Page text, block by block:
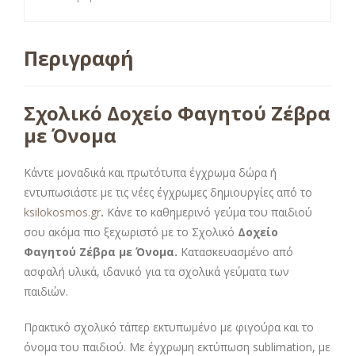
Περιγραφή
Σχολικό Δοχείο Φαγητού Ζέβρα
με Όνομα
Κάντε μοναδικά και πρωτότυπα έγχρωμα δώρα ή
εντυπωσιάστε με τις νέες έγχρωμες δημιουργίες από το
ksilokosmos.gr. Κάνε το καθημερινό γεύμα του παιδιού
σου ακόμα πιο ξεχωριστό με το Σχολικό Δοχείο
Φαγητού Ζέβρα με Όνομα. Κατασκευασμένο από
ασφαλή υλικά, ιδανικό για τα σχολικά γεύματα των
παιδιών.
Πρακτικό σχολικό τάπερ εκτυπωμένο με φιγούρα και το
όνομα του παιδιού. Με έγχρωμη εκτύπωση sublimation, με